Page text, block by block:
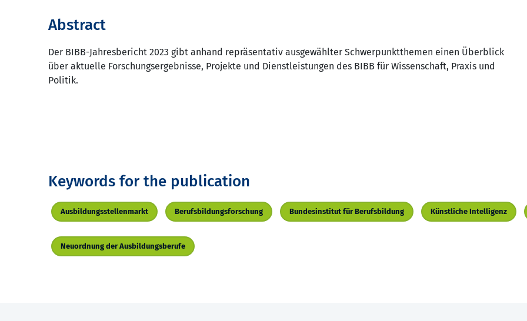
Abstract
Der BIBB-Jahresbericht 2023 gibt anhand repräsentativ ausgewählter Schwerpunktthemen einen Überblick
über aktuelle Forschungsergebnisse, Projekte und Dienstleistungen des BIBB für Wissenschaft, Praxis und
Politik.
Keywords for the publication
Ausbildungsstellenmarkt Berufsbildungsforschung Bundesinstitut für Berufsbildung Künstliche Intelligenz
Neuordnung der Ausbildungsberufe